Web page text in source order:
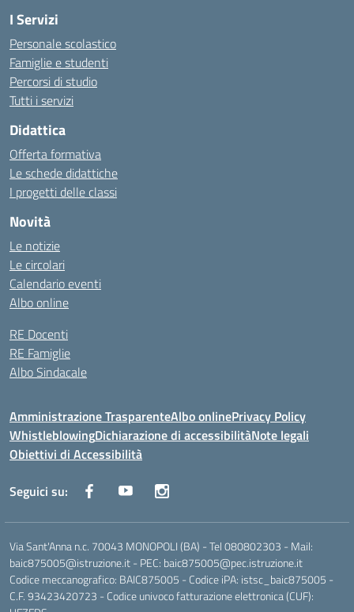
I Servizi
Personale scolastico
Famiglie e studenti
Percorsi di studio
Tutti i servizi
Didattica
Offerta formativa
Le schede didattiche
I progetti delle classi
Novità
Le notizie
Le circolari
Calendario eventi
Albo online
RE Docenti
RE Famiglie
Albo Sindacale
Amministrazione TrasparenteAlbo onlinePrivacy Policy
WhistleblowingDichiarazione di accessibilitàNote legali
Obiettivi di Accessibilità
Seguici su:
Via Sant'Anna n.c. 70043 MONOPOLI (BA) - Tel 080802303 - Mail:
baic875005@istruzione.it - PEC: baic875005@pec.istruzione.it
Codice meccanografico: BAIC875005 - Codice iPA: istsc_baic875005 -
C.F. 93423420723 - Codice univoco fatturazione elettronica (CUF):